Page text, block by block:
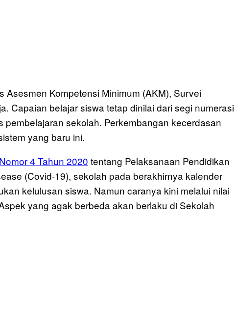
Asesmen Kompetensi Minimum (AKM), Survei
Capaian belajar siswa tetap dinilai dari segi numerasi
sekolah. Perkembangan kecerdasan
yang baru ini.
4 Tahun 2020 tentang Pelaksanaan Pendidikan
(Covid-19), sekolah pada berakhirnya kalender
kelulusan siswa. Namun caranya kini melalui nilai
yang agak berbeda akan berlaku di Sekolah